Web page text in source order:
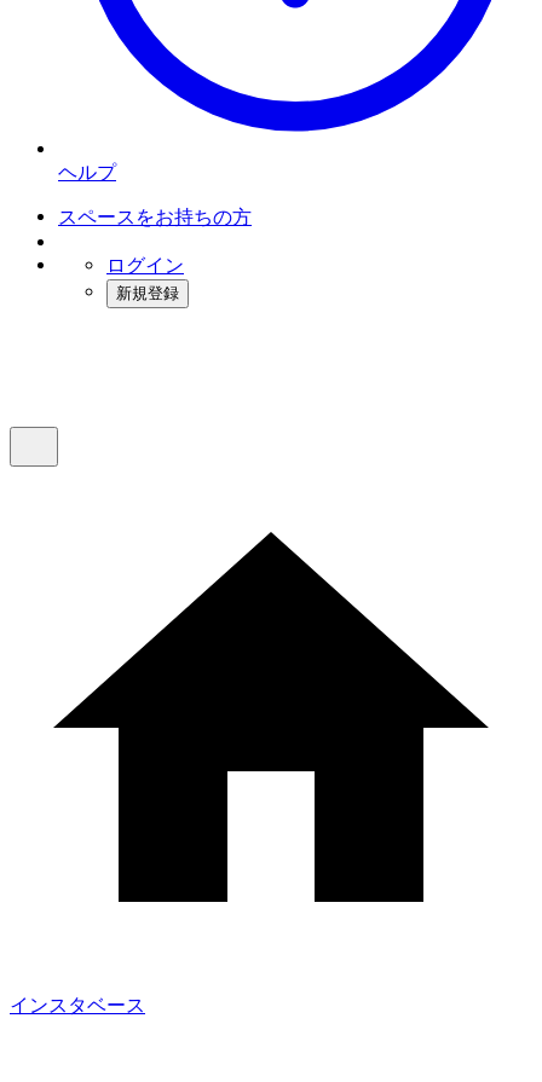
ヘルプ
スペースをお持ちの方
ログイン
新規登録
インスタベース